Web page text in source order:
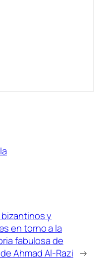
y
en torno a la
fabulosa de
Ahmad Al-Razi →